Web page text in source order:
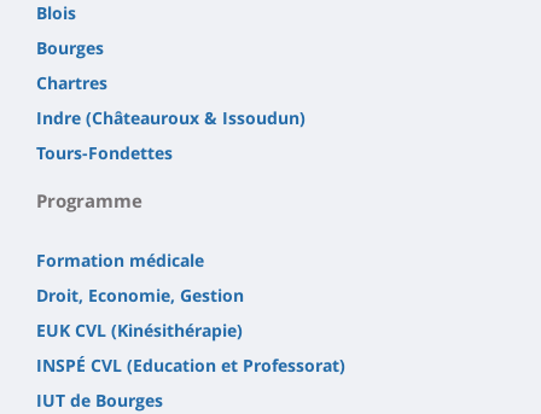
Blois
Bourges
Chartres
Indre (Châteauroux & Issoudun)
Tours-Fondettes
Programme
Formation médicale
Droit, Economie, Gestion
EUK CVL (Kinésithérapie)
INSPÉ CVL (Education et Professorat)
IUT de Bourges